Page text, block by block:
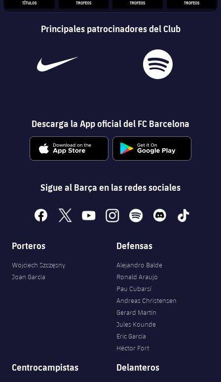
TÍTULOS TROFEOS TROFEOS TROFEOS
Principales patrocinadores del Club
Descarga la App oficial del FC Barcelona
Sigue al Barça en las redes sociales
facebook
x youtubeinstagramspotify discord tiktok
Porteros
Wojciech Szczęsny
Joan Garcia
Defensas
Alejandro Balde
Ronald Araujo
Pau Cubarsí
Andreas Christensen
Gerard Martín
Jules Kounde
Eric García
Héctor Fort
Centrocampistas Delanteros